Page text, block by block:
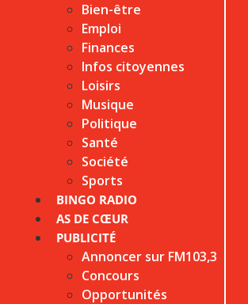
Bien-être
Emploi
Finances
Infos citoyennes
Loisirs
Musique
Politique
Santé
Société
Sports
BINGO RADIO
AS DE CŒUR
PUBLICITÉ
Annoncer sur FM103,3
Concours
Opportunités